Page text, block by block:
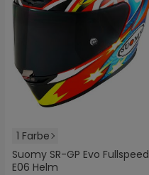
1 Farbe
Suomy SR-GP Evo Fullspeed
E06 Helm